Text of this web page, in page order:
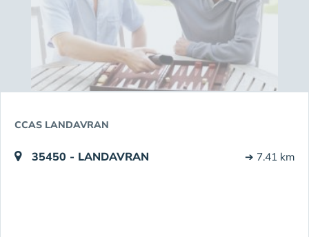
CCAS LANDAVRAN
35450 - LANDAVRAN ➔ 7.41 km